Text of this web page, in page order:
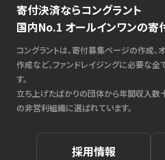
寄付決済ならコングラント
国内No.1 オールインワンの寄
コングラントは、寄付募集ページの作成、
作成など、ファンドレイジングに必要な
す。
立ち上げたばかりの団体から年間収入数
の非営利組織に選ばれています。
採用情報